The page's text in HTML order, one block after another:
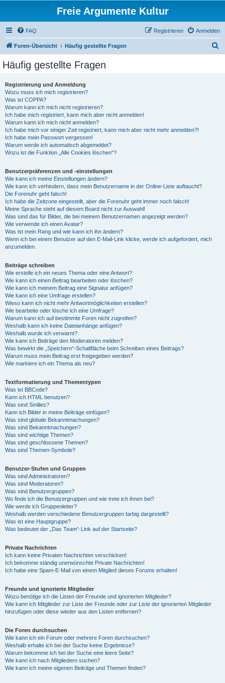
Freie Argumente Kultur
FAQ Anmelden
Registrieren
Foren-Übersicht Häufig gestellte Fragen
Häufig gestellte Fragen
Registrierung und Anmeldung
Wozu muss ich mich registrieren?
Was ist COPPA?
Warum kann ich mich nicht registrieren?
Ich habe mich registriert, kann mich aber nicht anmelden!
Warum kann ich mich nicht anmelden?
Ich habe mich vor einiger Zeit registriert, kann mich aber nicht mehr anmelden?!
Ich habe mein Passwort vergessen!
Warum werde ich automatisch abgemeldet?
Wozu ist die Funktion „Alle Cookies löschen“?
Benutzerpräferenzen und -einstellungen
Wie kann ich meine Einstellungen ändern?
Wie kann ich verhindern, dass mein Benutzername in der Online-Liste auftaucht?
Die Forenuhr geht falsch!
Ich habe die Zeitzone eingestellt, aber die Forenuhr geht immer noch falsch!
Meine Sprache steht auf diesem Board nicht zur Auswahl!
Was sind das für Bilder, die bei meinem Benutzernamen angezeigt werden?
Wie verwende ich einen Avatar?
Was ist mein Rang und wie kann ich ihn ändern?
Wenn ich bei einem Benutzer auf den E-Mail-Link klicke, werde ich aufgefordert, mich
anzumelden.
Beiträge schreiben
Wie erstelle ich ein neues Thema oder eine Antwort?
Wie kann ich einen Beitrag bearbeiten oder löschen?
Wie kann ich meinem Beitrag eine Signatur anfügen?
Wie kann ich eine Umfrage erstellen?
Wieso kann ich nicht mehr Antwortmöglichkeiten erstellen?
Wie bearbeite oder lösche ich eine Umfrage?
Warum kann ich auf bestimmte Foren nicht zugreifen?
Weshalb kann ich keine Dateianhänge anfügen?
Weshalb wurde ich verwarnt?
Wie kann ich Beiträge den Moderatoren melden?
Was bewirkt die „Speichern“-Schaltfläche beim Schreiben eines Beitrags?
Warum muss mein Beitrag erst freigegeben werden?
Wie markiere ich ein Thema als neu?
Textformatierung und Thementypen
Was ist BBCode?
Kann ich HTML benutzen?
Was sind Smilies?
Kann ich Bilder in meine Beiträge einfügen?
Was sind globale Bekanntmachungen?
Was sind Bekanntmachungen?
Was sind wichtige Themen?
Was sind geschlossene Themen?
Was sind Themen-Symbole?
Benutzer-Stufen und Gruppen
Was sind Administratoren?
Was sind Moderatoren?
Was sind Benutzergruppen?
Wo finde ich die Benutzergruppen und wie trete ich ihnen bei?
Wie werde ich Gruppenleiter?
Weshalb werden verschiedene Benutzergruppen farbig dargestellt?
Was ist eine Hauptgruppe?
Was bedeutet der „Das Team“-Link auf der Startseite?
Private Nachrichten
Ich kann keine Privaten Nachrichten verschicken!
Ich bekomme ständig unerwünschte Private Nachrichten!
Ich habe eine Spam-E-Mail von einem Mitglied dieses Forums erhalten!
Freunde und ignorierte Mitglieder
Wozu benötige ich die Listen der Freunde und ignorierten Mitglieder?
Wie kann ich Mitglieder zur Liste der Freunde oder zur Liste der ignorierten Mitglieder
hinzufügen oder diese wieder aus den Listen entfernen?
Die Foren durchsuchen
Wie kann ich ein Forum oder mehrere Foren durchsuchen?
Weshalb erhalte ich bei der Suche keine Ergebnisse?
Warum bekomme ich bei der Suche eine leere Seite?
Wie kann ich nach Mitgliedern suchen?
Wie kann ich meine eigenen Beiträge und Themen finden?